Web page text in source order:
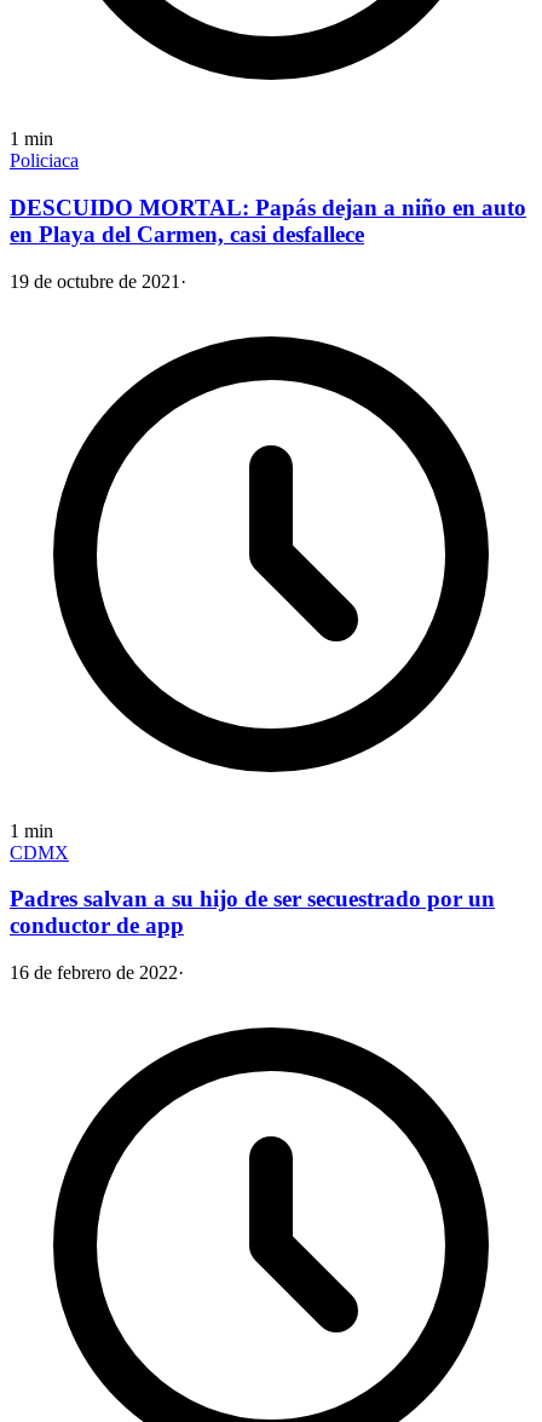
1 min
Policiaca
DESCUIDO MORTAL: Papás dejan a niño en auto
en Playa del Carmen, casi desfallece
19 de octubre de 2021 ·
1 min
CDMX
Padres salvan a su hijo de ser secuestrado por un
conductor de app
16 de febrero de 2022·